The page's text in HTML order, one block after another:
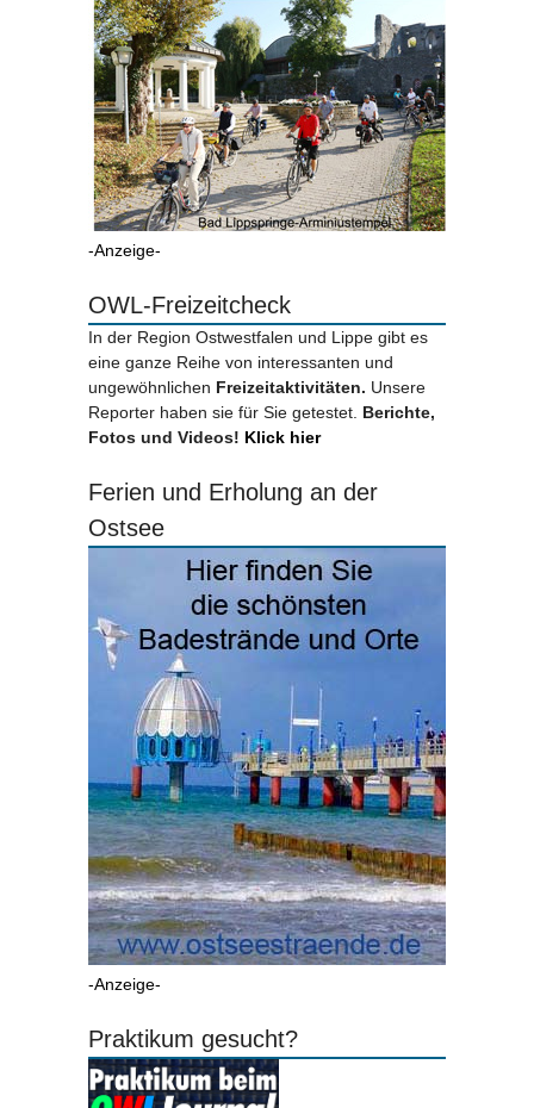
-Anzeige-
OWL-Freizeitcheck
In der Region Ostwestfalen und Lippe gibt es
eine ganze Reihe von interessanten und
ungewöhnlichen Freizeitaktivitäten. Unsere
Reporter haben sie für Sie getestet. Berichte,
Fotos und Videos! Klick hier
Ferien und Erholung an der
Ostsee
-Anzeige-
Praktikum gesucht?